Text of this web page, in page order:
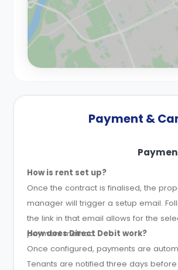
Payment &
How is rent set up?
Once the contract is finalised, the
manager will trigger a setup email.
the link in that email allows for the
payment method.
How does Direct Debit work?
Once configured, payments are
Tenants are notified three days